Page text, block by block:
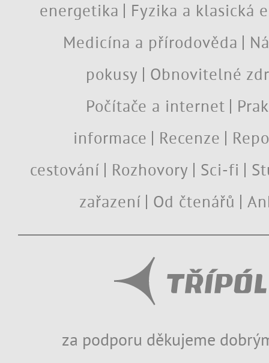
energetika
Fyzika a klasická
Medicína a přírodověda
pokusy
Obnovitelné
Počítače a internet
informace
Recenze
cestování
Rozhovory Sci-fi
zařazení
Od čtenářů
za podporu děkujeme